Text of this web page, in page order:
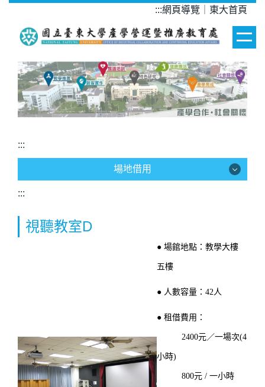
:::網頁導覽 東大首頁
:::
場地借用
借用申請表
場館位置
:::
視聽教室D
● 場館地點：教學大樓
五樓
● 人數容量：42人
● 租借費用：
2400元／一場次(4
小時)
800元 / 一小時